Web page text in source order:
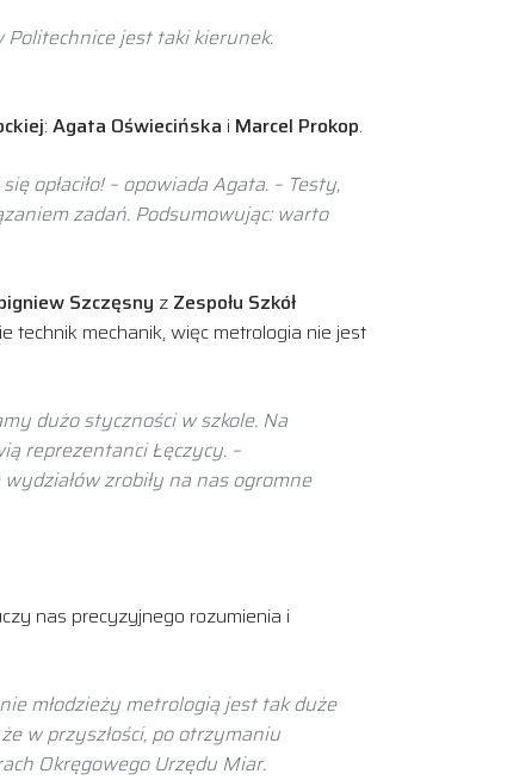
jest taki kierunek.
: Agata Oświecińska i Marcel Prokop.
opłaciło! – opowiada Agata. – Testy,
zadań. Podsumowując: warto
Szczęsny z Zespołu Szkół
technik mechanik, więc metrologia nie jest
dużo styczności w szkole. Na
reprezentanci Łęczycy. –
zrobiły na nas ogromne
nas precyzyjnego rozumienia i
młodzieży metrologią jest tak duże
w przyszłości, po otrzymaniu
Okręgowego Urzędu Miar.